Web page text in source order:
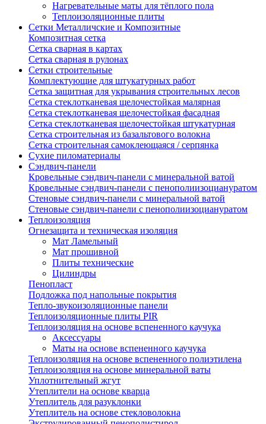
Нагревательные маты для тёплого пола
Теплоизоляционные плиты
Сетки Металличские и Композитные
Композитная сетка
Сетка сварная в картах
Сетка сварная в рулонах
Сетки строительные
Комплектующие для штукатурных работ
Сетка защитная для укрывания строительных лесов
Сетка стеклотканевая щелочестойкая малярная
Сетка стеклотканевая щелочестойкая фасадная
Сетка стеклотканевая щелочестойкая штукатурная
Сетка строительная из базальтового волокна
Сетка строительная самоклеющаяся / серпянка
Сухие пиломатериалы
Сэндвич-панели
Кровельные сэндвич-панели с минеральной ватой
Кровельные сэндвич-панели с пенополиизоциануратом
Стеновые сэндвич-панели с минеральной ватой
Стеновые сэндвич-панели с пенополиизоциануратом
Теплоизоляция
Огнезащита и техническая изоляция
Мат Ламельный
Мат прошивной
Плиты технические
Цилиндры
Пенопласт
Подложка под напольные покрытия
Тепло-звукоизоляционные панели
Теплоизоляционные плиты PIR
Теплоизоляция на основе вспененного каучука
Аксессуары
Маты на основе вспененного каучука
Теплоизоляция на основе вспененного полиэтилена
Теплоизоляция на основе минеральной ваты
Уплотнительный жгут
Утеплители на основе кварца
Утеплитель для разуклонки
Утеплитель на основе стекловолокна